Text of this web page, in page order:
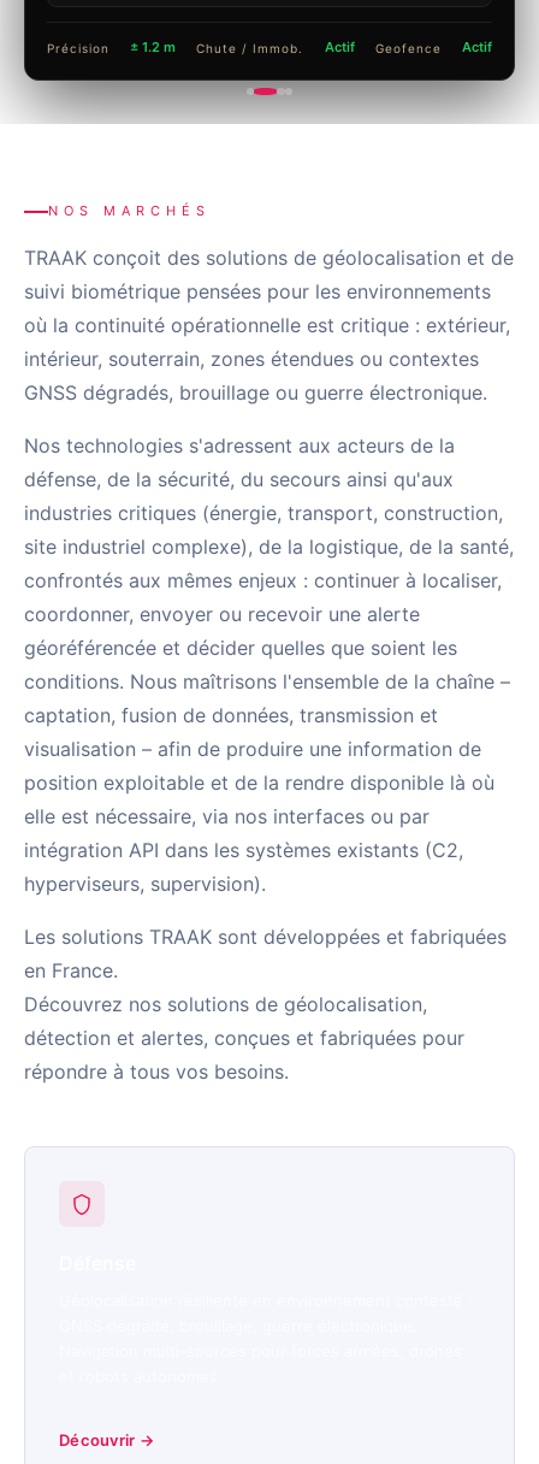
CAVALRY
MMD01
THESEUS
TRAAK-R & TRAAK-S
Ressources
Actualités
Contact
Nous rejoindre
FR EN
Nous contacter
Précision ± 1.2 m Chute / Immob. Actif Geofence Actif
NOS MARCHÉS
TRAAK conçoit des solutions de géolocalisation et de
suivi biométrique pensées pour les environnements
où la continuité opérationnelle est critique : extérieur,
intérieur, souterrain, zones étendues ou contextes
GNSS dégradés, brouillage ou guerre électronique.
Nos technologies s'adressent aux acteurs de la
défense, de la sécurité, du secours ainsi qu'aux
industries critiques (énergie, transport, construction,
site industriel complexe), de la logistique, de la santé,
confrontés aux mêmes enjeux : continuer à localiser,
coordonner, envoyer ou recevoir une alerte
géoréférencée et décider quelles que soient les
conditions. Nous maîtrisons l'ensemble de la chaîne –
captation, fusion de données, transmission et
visualisation – afin de produire une information de
position exploitable et de la rendre disponible là où
elle est nécessaire, via nos interfaces ou par
intégration API dans les systèmes existants (C2,
hyperviseurs, supervision).
Les solutions TRAAK sont développées et fabriquées
en France.
Découvrez nos solutions de géolocalisation,
détection et alertes, conçues et fabriquées pour
répondre à tous vos besoins.
Découvrir →